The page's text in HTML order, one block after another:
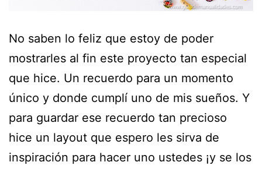
No saben lo feliz que estoy de poder
mostrarles al fin este proyecto tan especial
que hice. Un recuerdo para un momento
único y donde cumplí uno de mis sueños. Y
para guardar ese recuerdo tan precioso
hice un layout que espero les sirva de
inspiración para hacer uno ustedes ¡y se los